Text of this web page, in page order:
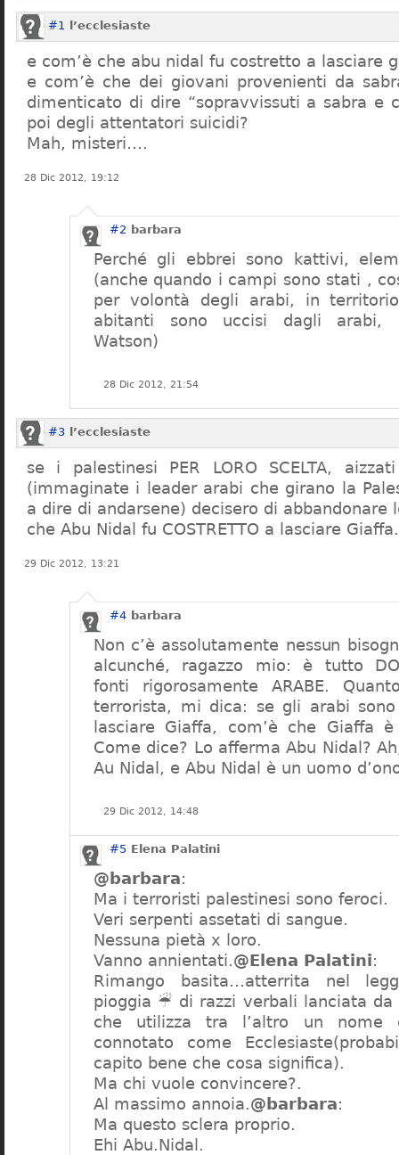
#1 l’ecclesiaste
e com’è che abu nidal fu costretto a lasciare
e com’è che dei giovani provenienti da
dimenticato di dire “sopravvissuti a sabra e
poi degli attentatori suicidi?
Mah, misteri….
28 Dic 2012, 19:12
#2 barbara
Perché gli ebbrei sono kattivi,
(anche quando i campi sono stati ,
per volontà degli arabi, in
abitanti sono uccisi dagli arabi,
Watson)
28 Dic 2012, 21:54
#3 l’ecclesiaste
se i palestinesi PER LORO SCELTA,
(immaginate i leader arabi che girano la
a dire di andarsene) decisero di abbandonare
che Abu Nidal fu COSTRETTO a lasciare
29 Dic 2012, 13:21
#4 barbara
Non c’è assolutamente nessun
alcunché, ragazzo mio: è tutto
fonti rigorosamente ARABE.
terrorista, mi dica: se gli arabi
lasciare Giaffa, com’è che Giaffa
Come dice? Lo afferma Abu Nidal?
Au Nidal, e Abu Nidal è un uomo
29 Dic 2012, 14:48
#5 Elena Palatini
@barbara:
Ma i terroristi palestinesi sono feroci.
Veri serpenti assetati di sangue.
Nessuna pietà x loro.
Vanno annientati.@Elena Palatini:
Rimango basita…atterrita nel
pioggia ☔ di razzi verbali lanciata
che utilizza tra l’altro un nome
connotato come
capito bene che cosa significa).
Ma chi vuole convincere?.
Al massimo annoia.@barbara:
Ma questo sclera proprio.
Ehi Abu.Nidal.